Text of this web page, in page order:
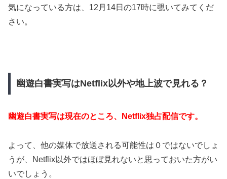
気になっている方は、12月14日の17時に覗いてみてくだ
さい。
幽遊白書実写はNetflix以外や地上波で見れる？
幽遊白書実写は現在のところ、Netflix独占配信です。
よって、他の媒体で放送される可能性は０ではないでしょ
うが、Netflix以外ではほぼ見れないと思っておいた方がい
いでしょう。